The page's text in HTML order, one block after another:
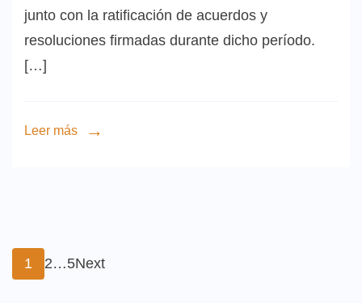
junto con la ratificación de acuerdos y
resoluciones firmadas durante dicho período.
[…]
Leer más
Paginación
Page
1 Page
2…Page
5Next